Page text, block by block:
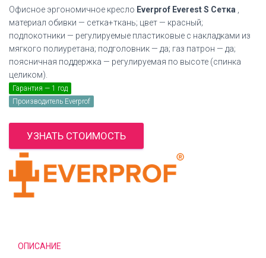
Офисное эргономичное кресло Everprof Everest S Сетка ,
материал обивки — сетка+ткань; цвет — красный;
подлокотники — регулируемые пластиковые с накладками из
мягкого полиуретана; подголовник — да; газ патрон — да;
поясничная поддержка — регулируемая по высоте (спинка
целиком).
Гарантия — 1 год
Производитель Everprof
УЗНАТЬ СТОИМОСТЬ
ОПИСАНИЕ